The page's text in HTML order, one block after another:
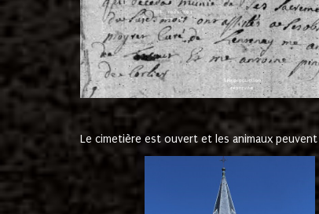
Le cimetière est ouvert et les animaux